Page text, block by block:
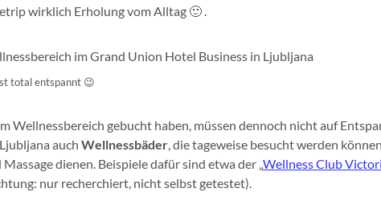
wirklich Erholung vom Alltag 🙂 .
total entspannt 😉
Wellnessbereich gebucht haben, müssen dennoch nicht auf
auch Wellnessbäder , die tageweise besucht werden
dienen. Beispiele dafür sind etwa der „ Wellness Club
nur recherchiert, nicht selbst getestet).